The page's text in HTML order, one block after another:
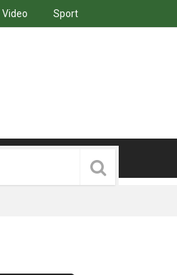
Video Sport